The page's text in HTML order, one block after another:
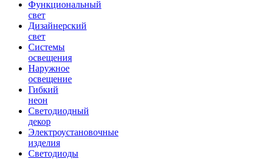
Функциональный
свет
Дизайнерский
свет
Системы
освещения
Наружное
освещение
Гибкий
неон
Светодиодный
декор
Электроустановочные
изделия
Светодиоды